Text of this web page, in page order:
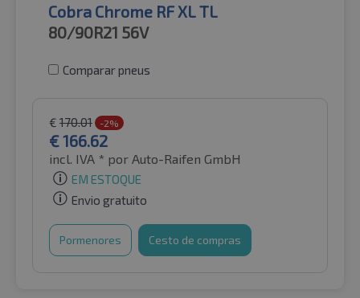
Cobra Chrome RF XL TL
80/90R21 56V
Comparar pneus
€ 170.01 -2%
€166.62
incl. IVA * por Auto-Raifen GmbH
EM ESTOQUE
Envio gratuito
Pormenores Cesto de compras